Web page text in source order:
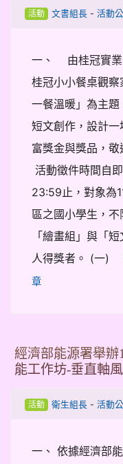
活動 文書組長- 活動
一、 由桂冠實業
桂冠小小餐桌觀
一餐溫暖」為主
短文創作，設計
富獎金與獎品，
活動徵件時間自
23:59止，對象為
區之國小學生，
「繪畫組」與「
人得獎者。 (一)
章
經濟部能源署舉辦
能工作坊-垂直軸
活動 衛生組長- 活動
一、 依據經濟部